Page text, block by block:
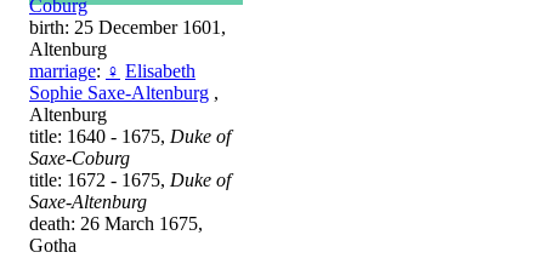
Coburg
birth: 25 December 1601,
Altenburg
marriage: ♀ Elisabeth
Sophie Saxe-Altenburg ,
Altenburg
title: 1640 - 1675, Duke of
Saxe-Coburg
title: 1672 - 1675, Duke of
Saxe-Altenburg
death: 26 March 1675,
Gotha